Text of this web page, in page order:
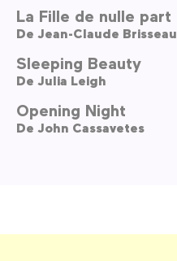
La Fille de nulle part
De Jean-Claude Brisseau
Sleeping Beauty
De Julia Leigh
Opening Night
De John Cassavetes